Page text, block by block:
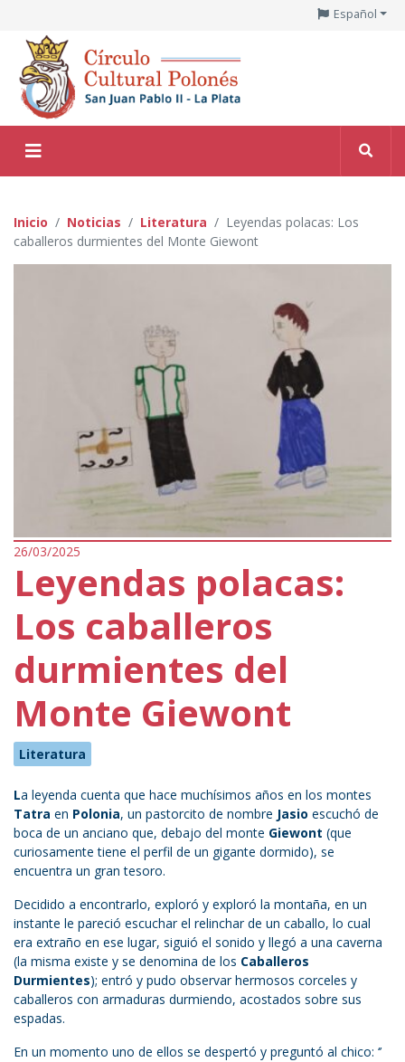
Español
Inicio Noticias Literatura
Leyendas polacas: Los
caballeros durmientes del Monte Giewont
26/03/2025
Leyendas polacas:
Los caballeros
durmientes del
Monte Giewont
Literatura
La leyenda cuenta que hace muchísimos años en los montes
Tatra en Polonia, un pastorcito de nombre Jasio escuchó de
boca de un anciano que, debajo del monte Giewont (que
curiosamente tiene el perfil de un gigante dormido), se
encuentra un gran tesoro.
Decidido a encontrarlo, exploró y exploró la montaña, en un
instante le pareció escuchar el relinchar de un caballo, lo cual
era extraño en ese lugar, siguió el sonido y llegó a una caverna
(la misma existe y se denomina de los Caballeros
Durmientes); entró y pudo observar hermosos corceles y
caballeros con armaduras durmiendo, acostados sobre sus
espadas.
En un momento uno de ellos se despertó y preguntó al chico: ‘’